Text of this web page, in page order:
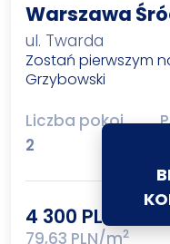
Warszawa
ul. Twarda
Zostań pierwszym
Grzybowski
Liczba pokoi
2
4 300 PLN
79,63 PLN/m2